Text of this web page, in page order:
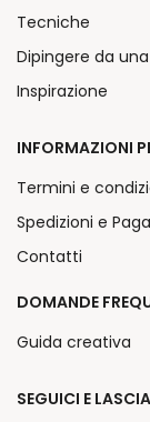
SEGUICI E
Tecniche
Dipingere da
Inspirazione
INFORMAZIONI
Termini e
Spedizioni e
Contatti
DOMANDE
Guida creativa